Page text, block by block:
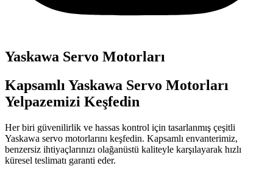
Yaskawa Servo Motorları
Kapsamlı Yaskawa Servo Motorları
Yelpazemizi Keşfedin
Her biri güvenilirlik ve hassas kontrol için tasarlanmış çeşitli
Yaskawa servo motorlarını keşfedin. Kapsamlı envanterimiz,
benzersiz ihtiyaçlarınızı olağanüstü kaliteyle karşılayarak hızlı
küresel teslimatı garanti eder.